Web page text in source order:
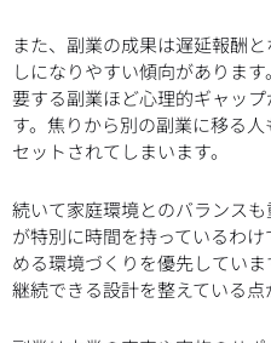
また、副業の成果は遅延報酬
しになりやすい傾向がありま
要する副業ほど心理的ギャッ
す。焦りから別の副業に移る
セットされてしまいます。
続いて家庭環境とのバランス
が特別に時間を持っているわ
める環境づくりを優先してい
継続できる設計を整えている点